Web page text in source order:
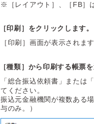
※［レイアウト］、［FB］
［印刷］をクリックします。
［印刷］画面が表示されます
［種類］から印刷する帳票
「総合振込依頼書」または
てください。
振込元金融機関が複数ある
与のみ。）